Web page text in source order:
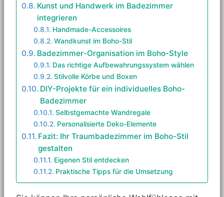
Kunst und Handwerk im Badezimmer
integrieren
Handmade-Accessoires
Wandkunst im Boho-Stil
Badezimmer-Organisation im Boho-Style
Das richtige Aufbewahrungssystem wählen
Stilvolle Körbe und Boxen
DIY-Projekte für ein individuelles Boho-
Badezimmer
Selbstgemachte Wandregale
Personalisierte Deko-Elemente
Fazit: Ihr Traumbadezimmer im Boho-Stil
gestalten
Eigenen Stil entdecken
Praktische Tipps für die Umsetzung